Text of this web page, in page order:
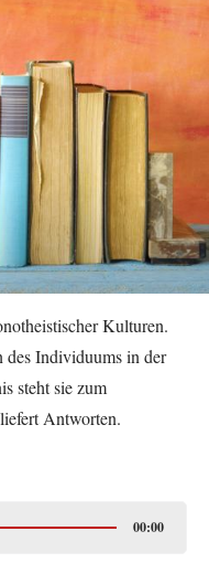
Kulturen.
des Individuums in der
steht sie zum
Antworten.
00:00